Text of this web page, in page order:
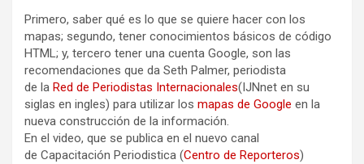
Primero, saber qué es lo que se quiere hacer con los
mapas; segundo, tener conocimientos básicos de código
HTML; y, tercero tener una cuenta Google, son las
recomendaciones que da Seth Palmer, periodista
de la Red de Periodistas Internacionales(IJNnet en su
siglas en ingles) para utilizar los mapas de Google en la
nueva construcción de la información.
En el video, que se publica en el nuevo canal
de Capacitación Periodistica (Centro de Reporteros)